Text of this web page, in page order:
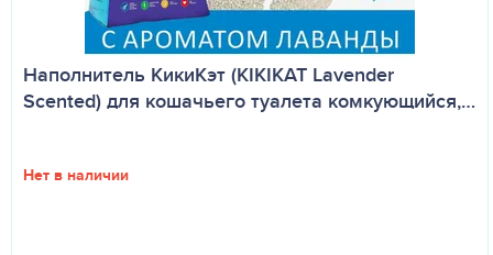
Наполнитель КикиКэт (KIKIKAT Lavender
Scented) для кошачьего туалета комкующийся,…
Нет в наличии